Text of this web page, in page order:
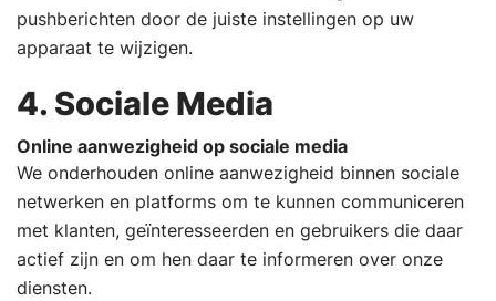
pushberichten door de juiste instellingen op uw
apparaat te wijzigen.
4. Sociale Media
Online aanwezigheid op sociale media
We onderhouden online aanwezigheid binnen sociale
netwerken en platforms om te kunnen communiceren
met klanten, geïnteresseerden en gebruikers die daar
actief zijn en om hen daar te informeren over onze
diensten.